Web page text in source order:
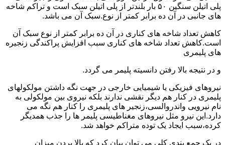
پلی اتیلن سنگین ۵۰ بار بلندتر از پلی اتیلن سبک است و تراکم شاخه
های جانبی در آن ده برابر کمتر از نوع.سبک آن می باشد.
کاهش تعداد شاخه های کناری در آن ده برابر کمتر از نوع سبک آن
است.کاهش تعداد شاخه های کناری سبب افزایش پراکندگی زنجیره
های پلیمری
و در نتیجه بالا رفتن دانسیته پلیمر می گردد.
نیروهای فیزیکی یا شیمیایی خارجی در جهت نگه داشتن مولکولهای
پلیمری در کنار هم دیگر نقشی ندارند بلکه نیروی بین مولکولی به
نام نیرویی واندروالسی،زنجیر های پلیمری را کنار هم نگه می
دارد.این نیرو مثل نیروهای مغناطیسی پلیمر ها را جذب همدیگر
کرده،سبب ایجاد یک توده متراکم خواهد شد.
در یک جمع بندی کلی می توان بیان کرد که بالا بردن میزان